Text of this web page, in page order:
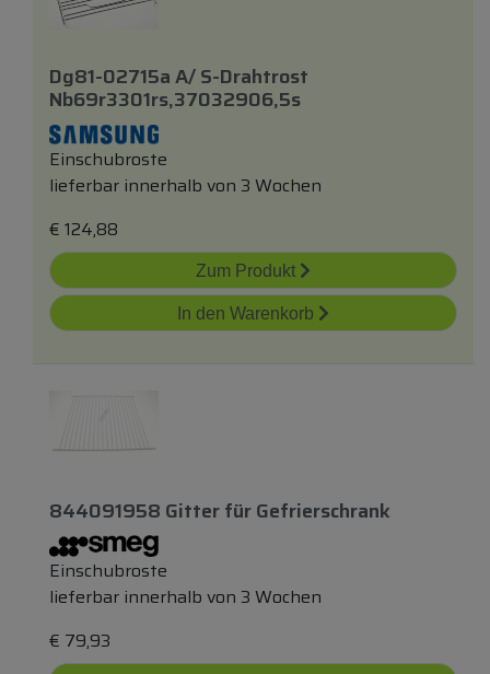
Dg81-02715a A/ S-Drahtrost
Nb69r3301rs,37032906,5s
Einschubroste
lieferbar innerhalb von 3 Wochen
€ 124,88
Zum Produkt
In den Warenkorb
844091958 GitterfürGefrierschrank
Einschubroste
lieferbar innerhalb von 3 Wochen
€ 79,93